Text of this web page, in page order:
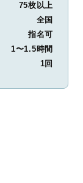
75枚以上
全国
指名可
1〜1.5時間
1回